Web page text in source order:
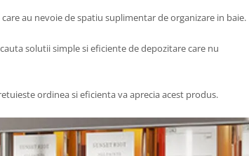
au nevoie de spatiu suplimentar de organizare in baie.
solutii simple si eficiente de depozitare care nu
ordinea si eficienta va aprecia acest produs.